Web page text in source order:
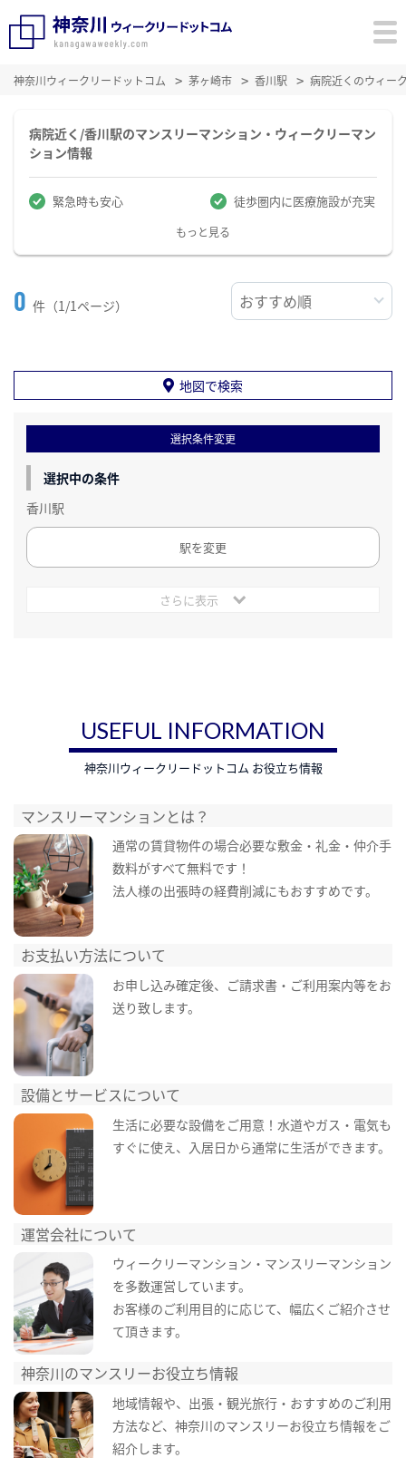
神奈川ウィークリードットコム 茅ヶ崎市 香川駅 病院近くのウィー
病院近く/香川駅のマンスリーマンション・ウィークリーマン
ション情報
緊急時も安心 徒歩圏内に医療施設が充実
もっと見る
0 件（1/1ページ）
地図で検索
選択条件変更
選択中の条件
香川駅
駅を変更
さらに表示
USEFUL INFORMATION
神奈川ウィークリードットコム お役立ち情報
マンスリーマンションとは？
通常の賃貸物件の場合必要な敷金・礼金・仲介手
数料がすべて無料です！
法人様の出張時の経費削減にもおすすめです。
お支払い方法について
お申し込み確定後、ご請求書・ご利用案内等をお
送り致します。
設備とサービスについて
生活に必要な設備をご用意！水道やガス・電気も
すぐに使え、入居日から通常に生活ができます。
運営会社について
ウィークリーマンション・マンスリーマンション
を多数運営しています。
お客様のご利用目的に応じて、幅広くご紹介させ
て頂きます。
神奈川のマンスリーお役立ち情報
地域情報や、出張・観光旅行・おすすめのご利用
方法など、神奈川のマンスリーお役立ち情報をご
紹介します。